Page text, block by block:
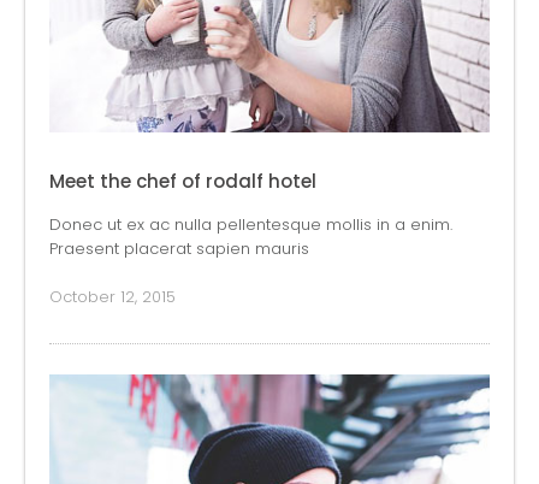
Meet the chef of rodalf hotel
Donec ut ex ac nulla pellentesque mollis in a enim.
Praesent placerat sapien mauris
October 12, 2015